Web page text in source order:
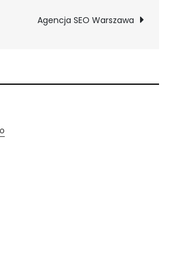
Agencja SEO Warszawa